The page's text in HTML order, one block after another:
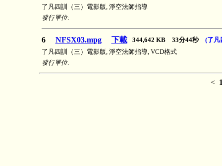
了凡四訓（三）電影版, 淨空法師指導
發行單位:
6 NFSX03.mpg 下載 344,642 KB 33分44秒 (了凡
了凡四訓（三）電影版, 淨空法師指導, VCD格式
發行單位:
<